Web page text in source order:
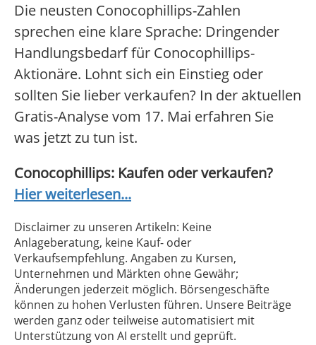
Die neusten Conocophillips-Zahlen
sprechen eine klare Sprache: Dringender
Handlungsbedarf für Conocophillips-
Aktionäre. Lohnt sich ein Einstieg oder
sollten Sie lieber verkaufen? In der aktuellen
Gratis-Analyse vom 17. Mai erfahren Sie
was jetzt zu tun ist.
Conocophillips: Kaufen oder verkaufen?
Hier weiterlesen...
Disclaimer zu unseren Artikeln: Keine
Anlageberatung, keine Kauf- oder
Verkaufsempfehlung. Angaben zu Kursen,
Unternehmen und Märkten ohne Gewähr;
Änderungen jederzeit möglich. Börsengeschäfte
können zu hohen Verlusten führen. Unsere Beiträge
werden ganz oder teilweise automatisiert mit
Unterstützung von AI erstellt und geprüft.